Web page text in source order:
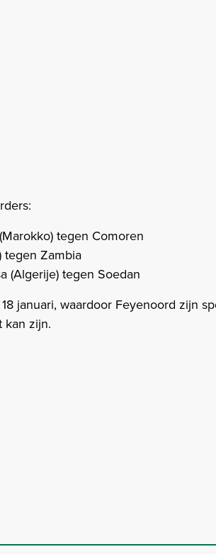
tegen Comoren
tegen Zambia
(Algerije) tegen Soedan
januari, waardoor Feyenoord zijn
kan zijn.